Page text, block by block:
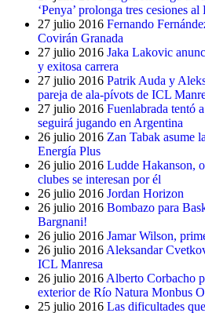
‘Penya’ prolonga tres cesiones al
27 julio 2016 Fernando
Covirán Granada
27 julio 2016 Jaka Lakovic
y exitosa carrera
27 julio 2016 Patrik Auda y
pareja de ala-pívots de ICL
27 julio 2016 Fuenlabrada tentó
seguirá jugando en Argentina
26 julio 2016 Zan Tabak asume
Energía Plus
26 julio 2016 Ludde Hakanson,
clubes se interesan por él
26 julio 2016 Jordan Horizon
26 julio 2016 Bombazo para
Bargnani!
26 julio 2016 Jamar Wilson,
26 julio 2016 Aleksandar
ICL Manresa
26 julio 2016 Alberto Corbacho
exterior de Río Natura Monbus
25 julio 2016 Las dificultades